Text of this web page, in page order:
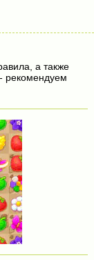
а также
рекомендуем